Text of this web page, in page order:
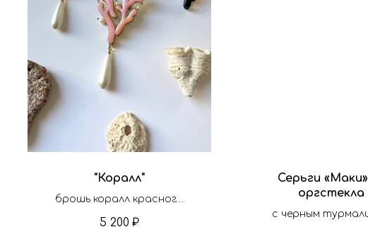
"Коралл"
брошь коралл красного
5 200 ₽
Серьги
оргстекла
с черным